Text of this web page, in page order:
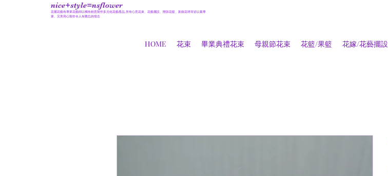
nice+style=nsflower
花麗花藝有專業花藝師以獨有創意製作多元化花藝產品,所有心意花束、花藝擺設、開張花籃、新娘花球等皆以最專
業、完美用心製作令人有難忘的憶念
HOME 花束 畢業典禮花束 母親節花束 花籃/果籃 花嫁/花藝擺設